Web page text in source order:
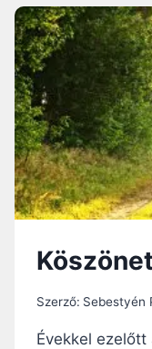
M
Á
S
K
É
N
T
G
O
N
D
O
K
D
K
Á
N
T
A
N
,
R
Á
M
E
N
Ő
H
E
Szerző: Sebestyén
Évekkel